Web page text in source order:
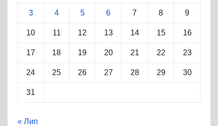
3 4 5 6 7 8 9
10 11 12 13 14 15 16
17 18 19 20 21 22 23
24 25 26 27 28 29 30
31
« Лип